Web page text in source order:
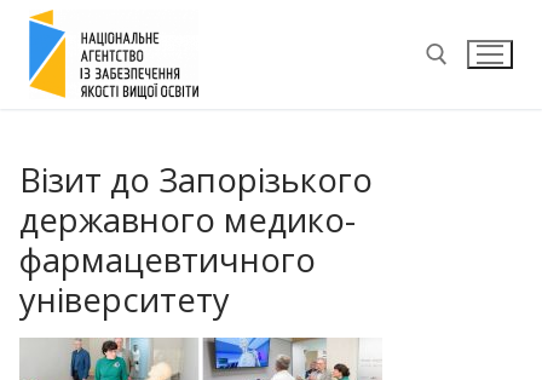
Перейти
вмісту
Візит до Запорізького
державного медико-
фармацевтичного
університету